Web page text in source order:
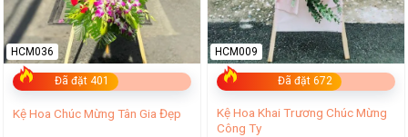
Đã đặt 401
HCM036
Kệ Hoa Chúc Mừng Tân Gia Đẹp
Đã đặt 672
HCM009
Kệ Hoa Khai Trương Chúc Mừng
Công Ty